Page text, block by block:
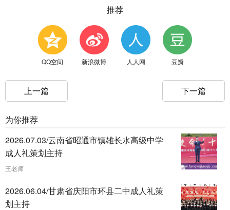
推荐
QQ空间 新浪微博 人人网 豆瓣
上一篇 下一篇
为你推荐
2026.07.03/云南省昭通市镇雄长水高级中学
成人礼策划主持
王老师
2026.06.04/甘肃省庆阳市环县二中成人礼策
划主持